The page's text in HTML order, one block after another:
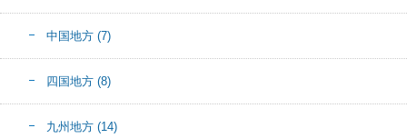
中国地方 (7)
四国地方 (8)
九州地方 (14)